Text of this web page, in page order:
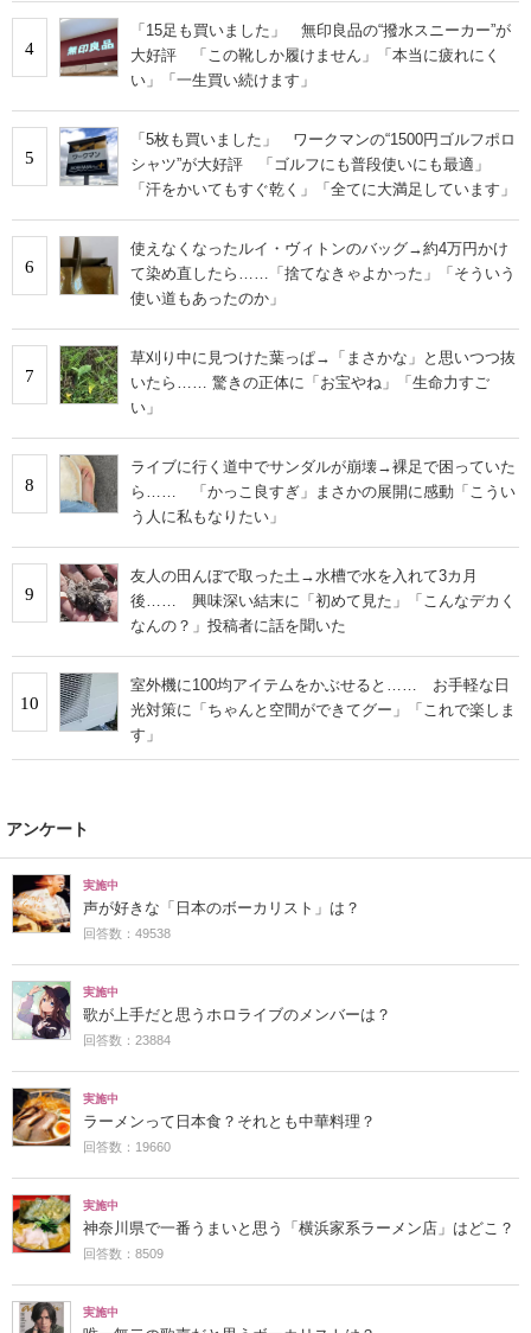
4
「15足も買いました」 無印良品の“撥水スニーカー”が
大好評 「この靴しか履けません」「本当に疲れにく
い」「一生買い続けます」
5
「5枚も買いました」 ワークマンの“1500円ゴルフポロ
シャツ”が大好評 「ゴルフにも普段使いにも最適」
「汗をかいてもすぐ乾く」「全てに大満足しています」
6
使えなくなったルイ・ヴィトンのバッグ→約4万円かけ
て染め直したら……「捨てなきゃよかった」「そういう
使い道もあったのか」
7
草刈り中に見つけた葉っぱ→「まさかな」と思いつつ抜
いたら…… 驚きの正体に「お宝やね」「生命力すご
い」
8
ライブに行く道中でサンダルが崩壊→裸足で困っていた
ら…… 「かっこ良すぎ」まさかの展開に感動「こうい
う人に私もなりたい」
9
友人の田んぼで取った土→水槽で水を入れて3カ月
後…… 興味深い結末に「初めて見た」「こんなデカく
なんの？」投稿者に話を聞いた
10
室外機に100均アイテムをかぶせると…… お手軽な日
光対策に「ちゃんと空間ができてグー」「これで楽しま
す」
アンケート
実施中
声が好きな「日本のボーカリスト」は？
回答数：49538
実施中
歌が上手だと思うホロライブのメンバーは？
回答数：23884
実施中
ラーメンって日本食？それとも中華料理？
回答数：19660
実施中
神奈川県で一番うまいと思う「横浜家系ラーメン店」はどこ？
回答数：8509
実施中